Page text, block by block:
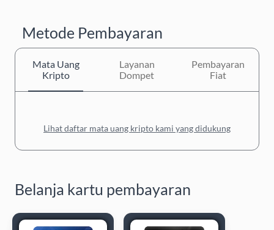
Metode Pembayaran
Mata Uang
Kripto
Layanan
Dompet
Pembayaran
Fiat
Lihat daftar mata uang kripto kami yang didukung
Belanja kartu pembayaran